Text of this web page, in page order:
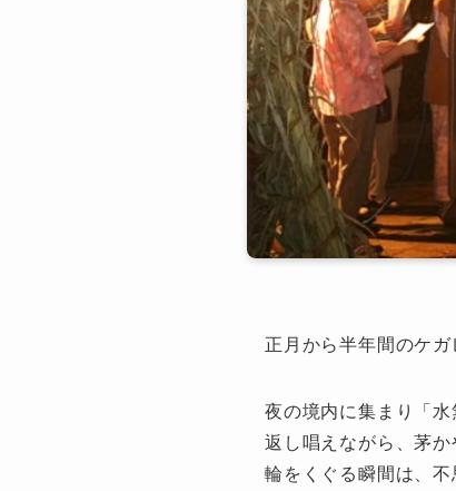
正月から半年間のケ
夜の境内に集まり「
返し唱えながら、茅
輪をくぐる瞬間は、不